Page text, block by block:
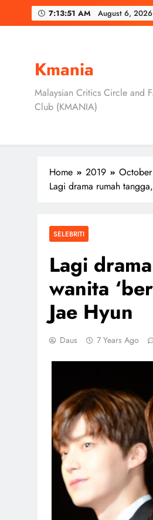
7:13:53 AM August 6, 2026
Kmania
Malaysian Critics Circle and
Club (KMANIA)
Home 2019 October
Lagi drama rumah
SELEBRITI
Lagi
wanita
Jae Hyun
Daus 7 Years Ago